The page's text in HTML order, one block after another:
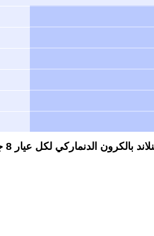
الدنماركي لكل عيار 8 جرام